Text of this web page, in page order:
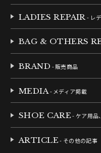
LADIES REPAIR - レ
BAG & OTHERS
BRAND - 販売商品
MEDIA- メディア掲載
SHOE CARE- ケア用品
ARTICLE- その他の記事